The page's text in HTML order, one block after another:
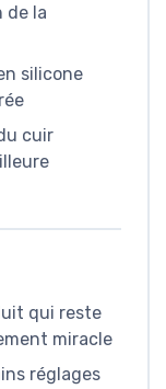
de la
silicone
cuir
qui reste
miracle
réglages